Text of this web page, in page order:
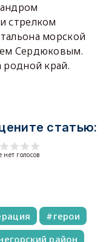
стрелком
морской
Сердюковым.
край.
статью:
нет голосов
герои
район